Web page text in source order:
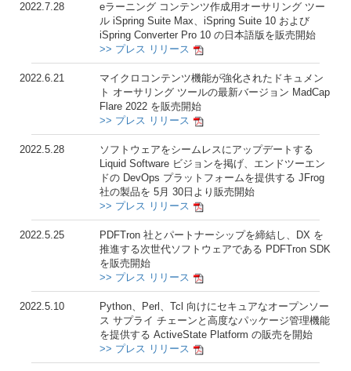
2022.7.28
eラーニング コンテンツ作成用オーサリング ツー
ル iSpring Suite Max、iSpring Suite 10 および
iSpring Converter Pro 10 の日本語版を販売開始
>> プレス リリース
2022.6.21
マイクロコンテンツ機能が強化されたドキュメン
ト オーサリング ツールの最新バージョン MadCap
Flare 2022 を販売開始
>> プレス リリース
2022.5.28
ソフトウェアをシームレスにアップデートする
Liquid Software ビジョンを掲げ、エンドツーエン
ドの DevOps プラットフォームを提供する JFrog
社の製品を 5月 30日より販売開始
>> プレス リリース
2022.5.25
PDFTron 社とパートナーシップを締結し、DX を
推進する次世代ソフトウェアである PDFTron SDK
を販売開始
>> プレス リリース
2022.5.10
Python、Perl、Tcl 向けにセキュアなオープンソー
ス サプライ チェーンと高度なパッケージ管理機能
を提供する ActiveState Platform の販売を開始
>> プレス リリース